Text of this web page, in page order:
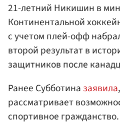
21-летний Никишин в
Континентальной
с учетом плей-офф
второй результат в
защитников после
Ранее Субботиназаявила
рассматривает
спортивное гражданство.